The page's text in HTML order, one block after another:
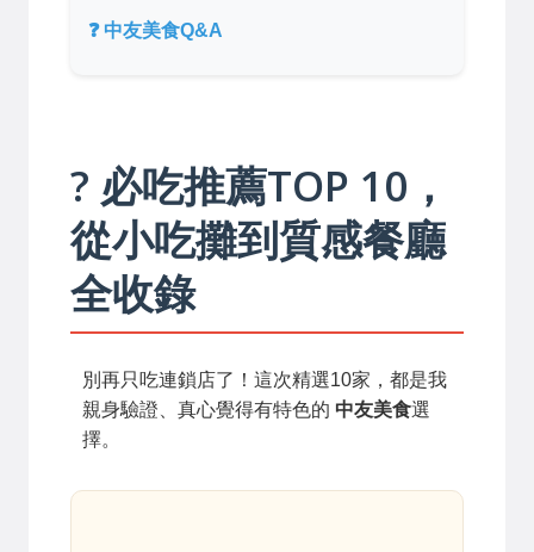
❓ 中友美食Q&A
? 必吃推薦TOP 10，
從小吃攤到質感餐廳
全收錄
別再只吃連鎖店了！這次精選10家，都是我
親身驗證、真心覺得有特色的 中友美食選
擇。